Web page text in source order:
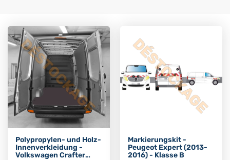
Polypropylen- und Holz-
Innenverkleidung -
Volkswagen Crafter
Markierungskit -
Peugeot Expert (2013-
2016) - Klasse B